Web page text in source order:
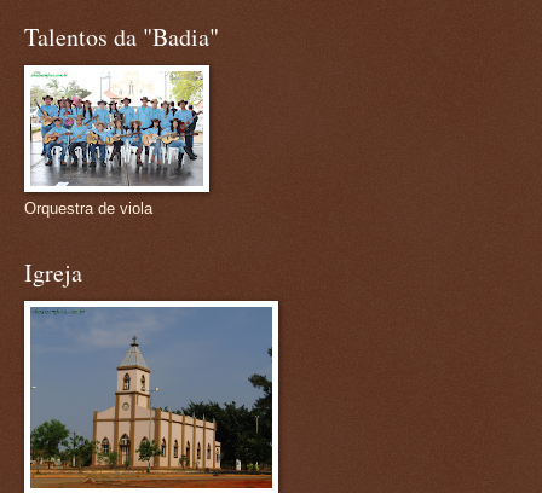
Talentos da "Badia"
Orquestra de viola
Igreja